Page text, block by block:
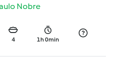
Nobre
4 1h 0min